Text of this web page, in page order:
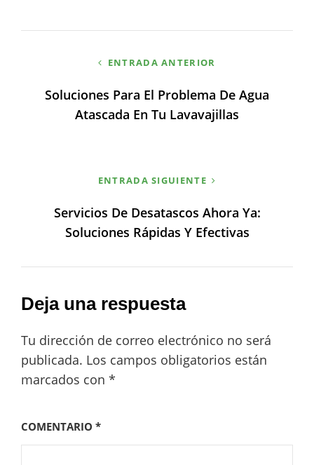
entradas
ENTRADA ANTERIOR
Soluciones Para El Problema De Agua
Atascada En Tu Lavavajillas
ENTRADA SIGUIENTE
Servicios De Desatascos Ahora Ya:
Soluciones Rápidas Y Efectivas
Deja una respuesta
Tu dirección de correo electrónico no será
publicada. Los campos obligatorios están
marcados con *
COMENTARIO *